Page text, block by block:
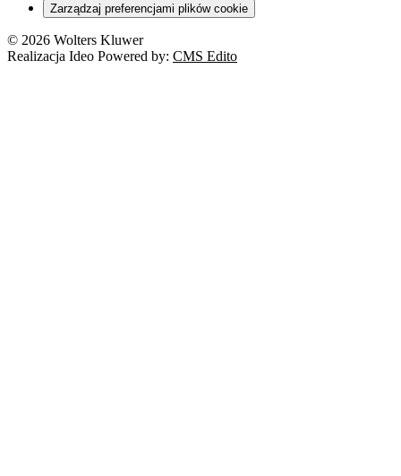
Zarządzaj preferencjami plików cookie
© 2026 Wolters Kluwer
Realizacja Ideo Powered by: CMS Edito